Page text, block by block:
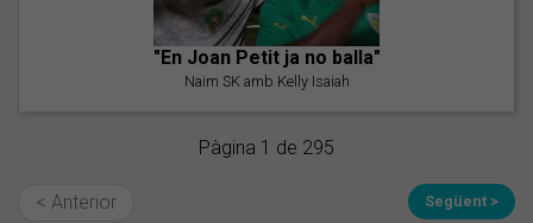
"En Joan Petit ja no balla"
Naim SK amb Kelly Isaiah
Pàgina 1 de 295
< Anterior Següent >